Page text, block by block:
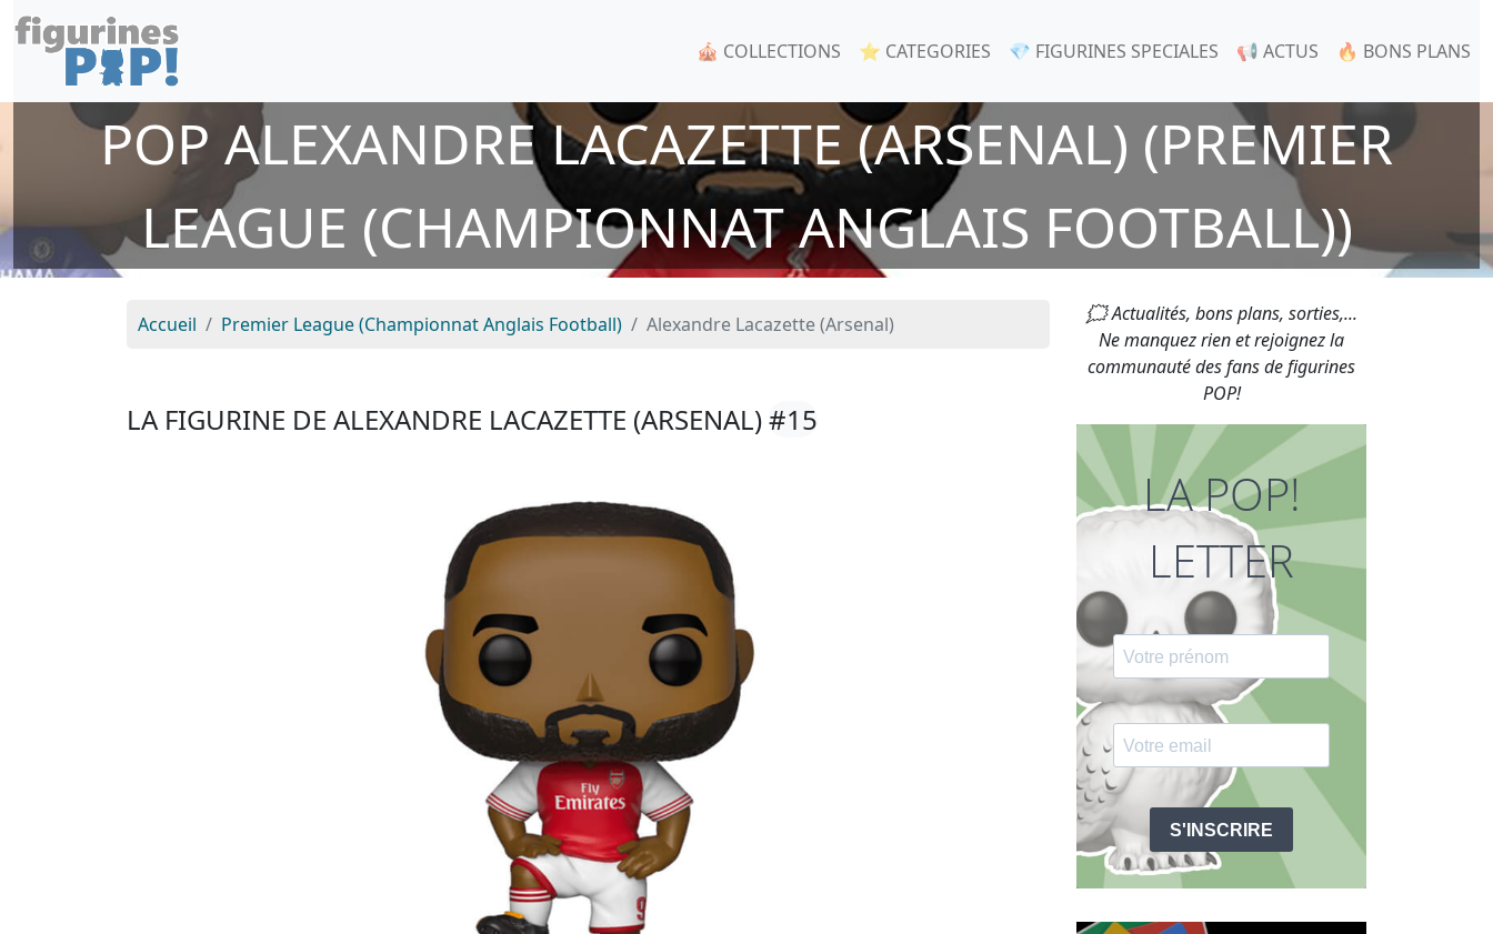
🎪 COLLECTIONS ⭐ CATEGORIES 💎 FIGURINES SPECIALES 📢 ACTUS 🔥 BONS PLANS
POP ALEXANDRE LACAZETTE (ARSENAL) (PREMIER
LEAGUE (CHAMPIONNAT ANGLAIS FOOTBALL))
Accueil Premier League (Championnat Anglais Football) Alexandre Lacazette (Arsenal)
LA FIGURINE DE ALEXANDRE LACAZETTE (ARSENAL)#15
🗯 Actualités, bons plans, sorties,...
Ne manquez rien et rejoignez la
communauté des fans de figurines
POP!
LA POP!
LETTER
S'INSCRIRE